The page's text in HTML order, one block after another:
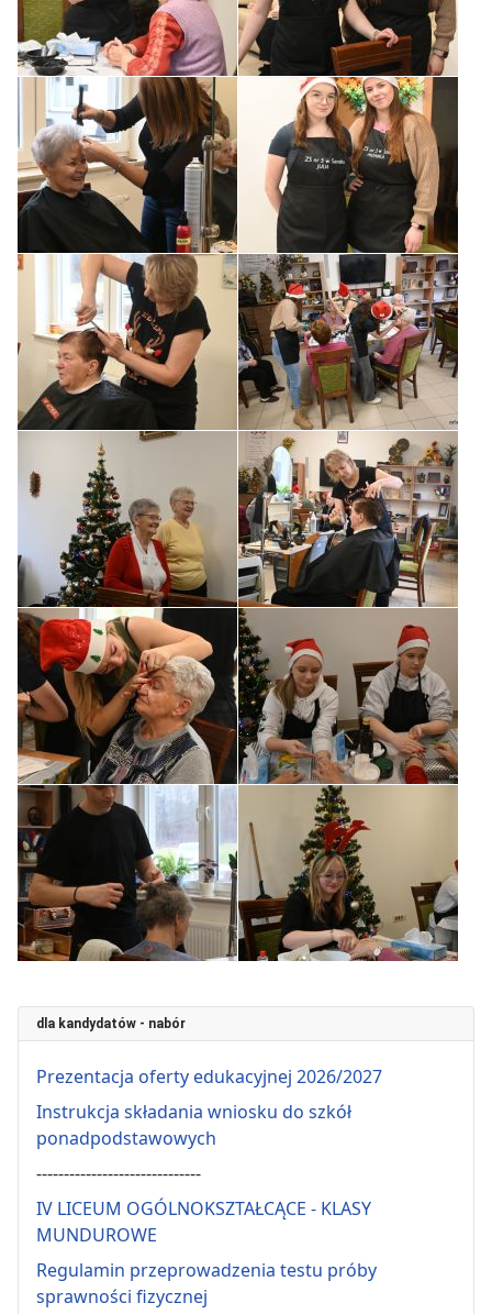
dla kandydatów - nabór
Prezentacja oferty edukacyjnej 2026/2027
Instrukcja składania wniosku do szkół
ponadpodstawowych
------------------------------
IV LICEUM OGÓLNOKSZTAŁCĄCE - KLASY
MUNDUROWE
Regulamin przeprowadzenia testu próby
sprawności fizycznej